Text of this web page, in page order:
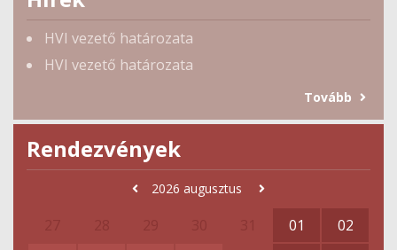
HVI vezető határozata
HVI vezető határozata
Tovább
Rendezvények
2026 augusztus
01
02